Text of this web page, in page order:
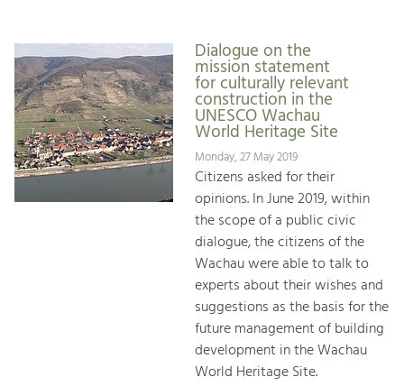
Dialogue on the
mission statement
for culturally relevant
construction in the
UNESCO Wachau
World Heritage Site
Monday, 27 May 2019
Citizens asked for their
opinions. In June 2019, within
the scope of a public civic
dialogue, the citizens of the
Wachau were able to talk to
experts about their wishes and
suggestions as the basis for the
future management of building
development in the Wachau
World Heritage Site.